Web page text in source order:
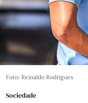
Foto: Reinaldo Rodrigues
Sociedade